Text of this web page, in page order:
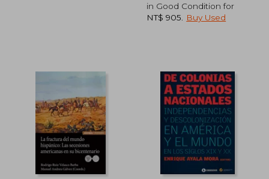
in Good Condition for
NT$ 905
Buy Used